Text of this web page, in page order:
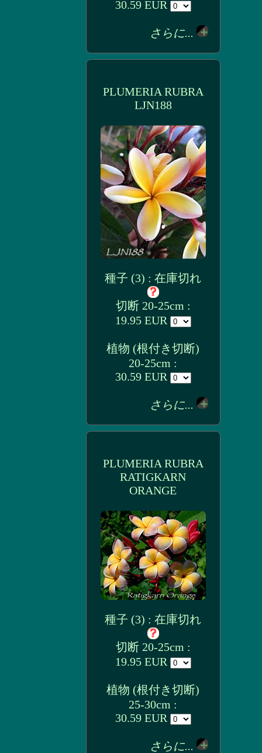
30.59 EUR
さらに...
PLUMERIA RUBRA
LJN188
種子 (3) : 在庫切れ
切断 20-25cm :
19.95 EUR
植物 (根付き切断)
20-25cm :
30.59 EUR
さらに...
PLUMERIA RUBRA
RATIGKARN
ORANGE
種子 (3) : 在庫切れ
切断 20-25cm :
19.95 EUR
植物 (根付き切断)
25-30cm :
30.59 EUR
さらに...